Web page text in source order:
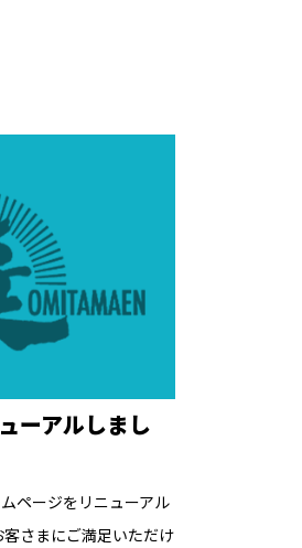
ーアルしまし
ページをリニューアル
さまにご満足いただけ